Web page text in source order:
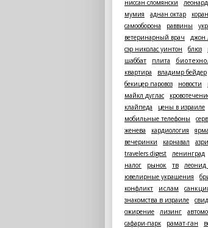
ниссан сломянски
мумия
аднан октар коран
самооборона
раввины
ветеринарный врач
джон
сэр николас уинтон
блюз
шаббат
плита
квартира
владимр бейдер
бекицер паровоз
новости
майкл дуглас
клайпеда
цены в израиле
мобильные телефоны
женева
кардиология
вечеринки
карнавал
travelers digest
ленинград
налог
рынок тв леонид
ювелирные украшения
конфликт
ислам
знакомства в израиле
ожирение
лизинг
сафари-парк
рамат-ган